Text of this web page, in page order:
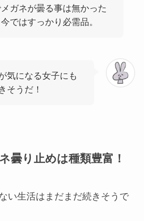
ガネが曇る事は無かった
ではすっかり必需品。
気になる女子にも
そうだ！
曇り止めは種類豊富！
い生活はまだまだ続きそうで